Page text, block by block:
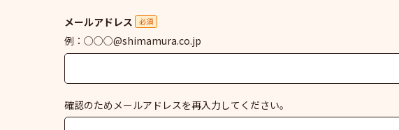
メールアドレス 必須
例：○○○@shimamura.co.jp
確認のためメールアドレスを再入力してください。